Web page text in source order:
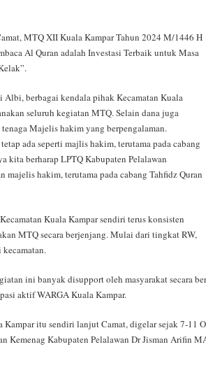
MTQ XII Kuala Kampar Tahun 2024 M/1446 H
Al Quran adalah Investasi Terbaik untuk Masa
berbagai kendala pihak Kecamatan Kuala
seluruh kegiatan MTQ. Selain dana juga
Majelis hakim yang berpengalaman.
ada seperti majlis hakim, terutama pada cabang
kita berharap LPTQ Kabupaten Pelalawan
majelis hakim, terutama pada cabang Tahfidz Quran
Kuala Kampar sendiri terus konsisten
MTQ secara berjenjang. Mulai dari tingkat RW,
kecamatan.
ini banyak disupport oleh masyarakat secara
aktif WARGA Kuala Kampar.
Kampar itu sendiri lanjut Camat, digelar sejak 7-11
Kemenag Kabupaten Pelalawan Dr Jisman Arifin